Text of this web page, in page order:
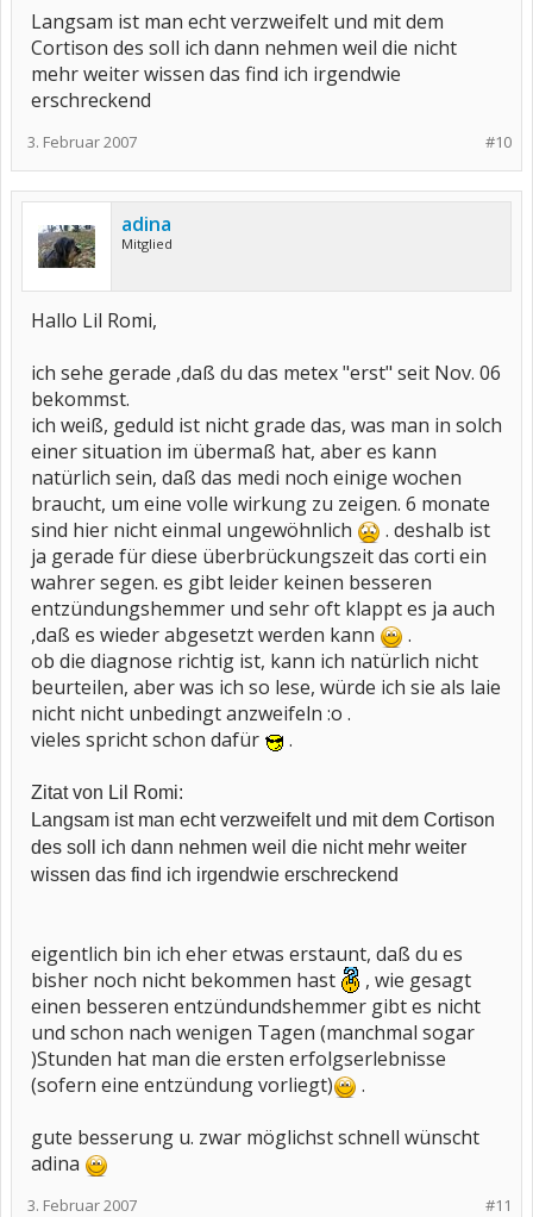
Langsam ist man echt verzweifelt und mit dem
Cortison des soll ich dann nehmen weil die nicht
mehr weiter wissen das find ich irgendwie
erschreckend
#10
3. Februar 2007
adina
Mitglied
Hallo Lil Romi,
ich sehe gerade ,daß du das metex "erst" seit Nov. 06
bekommst.
ich weiß, geduld ist nicht grade das, was man in solch
einer situation im übermaß hat, aber es kann
natürlich sein, daß das medi noch einige wochen
braucht, um eine volle wirkung zu zeigen. 6 monate
sind hier nicht einmal ungewöhnlich
. deshalb ist
ja gerade für diese überbrückungszeit das corti ein
wahrer segen. es gibt leider keinen besseren
entzündungshemmer und sehr oft klappt es ja auch
,daß es wieder abgesetzt werden kann
.
ob die diagnose richtig ist, kann ich natürlich nicht
beurteilen, aber was ich so lese, würde ich sie als laie
nicht nicht unbedingt anzweifeln :o .
vieles spricht schon dafür
.
Zitat von Lil Romi:
Langsam ist man echt verzweifelt und mit dem Cortison
des soll ich dann nehmen weil die nicht mehr weiter
wissen das find ich irgendwie erschreckend
eigentlich bin ich eher etwas erstaunt, daß du es
bisher noch nicht bekommen hast
, wie gesagt
einen besseren entzündundshemmer gibt es nicht
und schon nach wenigen Tagen (manchmal sogar
)Stunden hat man die ersten erfolgserlebnisse
(sofern eine entzündung vorliegt)
.
gute besserung u. zwar möglichst schnell wünscht
adina
#11
3. Februar 2007